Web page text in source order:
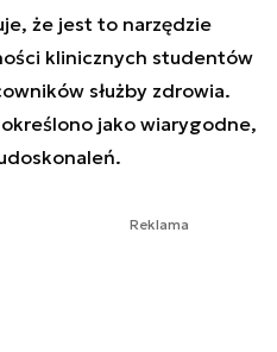
że jest to narzędzie
klinicznych studentów
służby zdrowia.
jako wiarygodne,
Reklama